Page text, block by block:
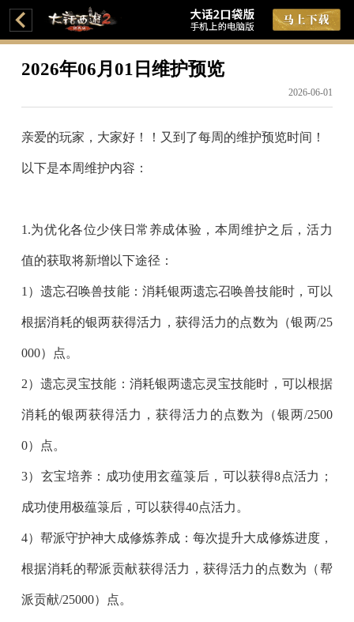
2026年06月01日维护预览
2026-06-01
亲爱的玩家，大家好！！又到了每周的维护预览时间！
以下是本周维护内容：
1.为优化各位少侠日常养成体验，本周维护之后， 活力
值的获取将新增以下途径：
1）遗忘召唤兽技能：消耗银两遗忘召唤兽技能时，可以
根据消耗的银两获得活力，获得活力的点数为（银两/25
000）点。
2）遗忘灵宝技能：消耗银两遗忘灵宝技能时，可以根据
消耗的银两获得活力，获得活力的点数为（银两/2500
0）点。
3）玄宝培养：成功使用玄蕴箓后，可以获得8点活力；
成功使用极蕴箓后，可以获得40点活力。
4）帮派守护神大成修炼养成：每次提升大成修炼进度，
根据消耗的帮派贡献获得活力，获得活力的点数为（帮
派贡献/25000）点。